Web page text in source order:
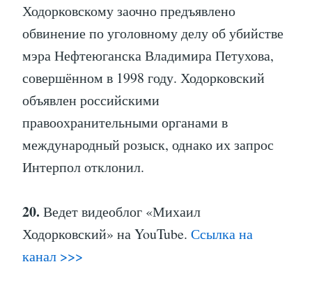
Ходорковскому заочно предъявлено
обвинение по уголовному делу об убийстве
мэра Нефтеюганска Владимира Петухова,
совершённом в 1998 году. Ходорковский
объявлен российскими
правоохранительными органами в
международный розыск, однако их запрос
Интерпол отклонил.
20. Ведет видеоблог «Михаил
Ходорковский» на YouTube. Ссылка на
канал >>>